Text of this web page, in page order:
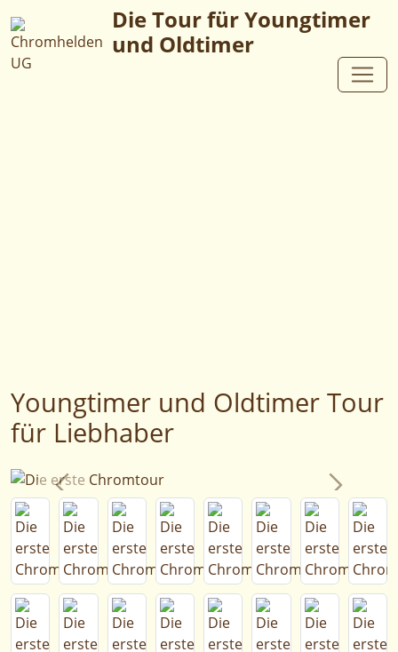
Die Tour für Youngtimer
und Oldtimer
Youngtimer und Oldtimer Tour
für Liebhaber